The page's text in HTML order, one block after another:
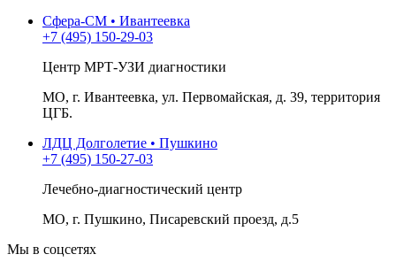
Сфера-СМ • Ивантеевка
+7 (495) 150-29-03
Центр МРТ-УЗИ диагностики
МО, г. Ивантеевка, ул. Первомайская, д. 39, территория
ЦГБ.
ЛДЦ Долголетие • Пушкино
+7 (495) 150-27-03
Лечебно-диагностический центр
МО, г. Пушкино, Писаревский проезд, д.5
Мы в соцсетях